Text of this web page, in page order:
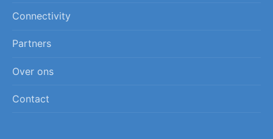
Connectivity
Partners
Over ons
Contact